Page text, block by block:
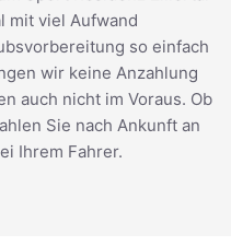
mit viel Aufwand
so einfach
wir keine Anzahlung
auch nicht im Voraus. Ob
Sie nach Ankunft an
Ihrem Fahrer.